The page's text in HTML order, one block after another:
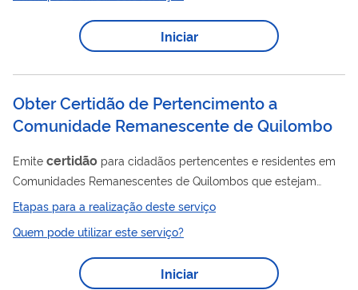
Iniciar
Obter Certidão de Pertencimento a
Comunidade Remanescente de Quilombo
Emite certidão para cidadãos pertencentes e residentes em
Comunidades Remanescentes de Quilombos que estejam
matriculados em Universidades e Institutos Federais para fins
da concessão da Bolsa Permanência pelo MEC.
Etapas para a realização deste serviço
Quem pode utilizar este serviço?
Iniciar